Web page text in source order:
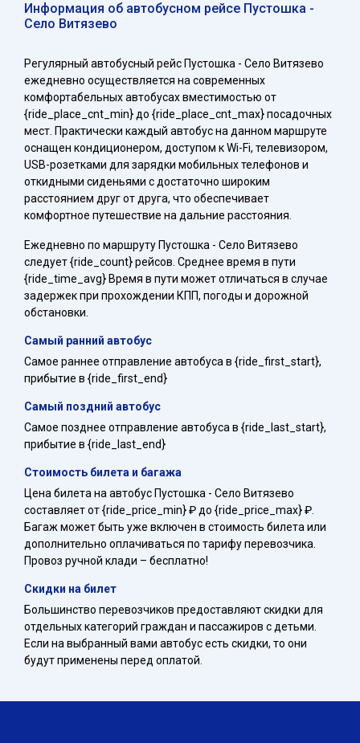
Информация об автобусном рейсе Пустошка -
Село Витязево
Регулярный автобусный рейс Пустошка - Село Витязево
ежедневно осуществляется на современных
комфортабельных автобусах вместимостью от
{ride_place_cnt_min} до {ride_place_cnt_max} посадочных
мест. Практически каждый автобус на данном маршруте
оснащен кондиционером, доступом к Wi-Fi, телевизором,
USB-розетками для зарядки мобильных телефонов и
откидными сиденьями с достаточно широким
расстоянием друг от друга, что обеспечивает
комфортное путешествие на дальние расстояния.
Ежедневно по маршруту Пустошка - Село Витязево
следует {ride_count} рейсов. Среднее время в пути
{ride_time_avg} Время в пути может отличаться в случае
задержек при прохождении КПП, погоды и дорожной
обстановки.
Самый ранний автобус
Самое раннее отправление автобуса в {ride_first_start},
прибытие в {ride_first_end}
Самый поздний автобус
Самое позднее отправление автобуса в {ride_last_start},
прибытие в {ride_last_end}
Стоимость билета и багажа
Цена билета на автобус Пустошка - Село Витязево
составляет от {ride_price_min} ₽ до {ride_price_max} ₽.
Багаж может быть уже включен в стоимость билета или
дополнительно оплачиваться по тарифу перевозчика.
Провоз ручной клади – бесплатно!
Скидки на билет
Большинство перевозчиков предоставляют скидки для
отдельных категорий граждан и пассажиров с детьми.
Если на выбранный вами автобус есть скидки, то они
будут применены перед оплатой.